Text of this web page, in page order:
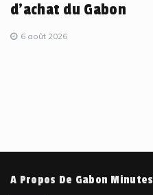
d’achat du Gabon
6 août 2026
A Propos De Gabon Minutes